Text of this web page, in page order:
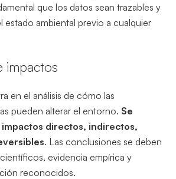
que los datos sean trazables y
estado ambiental previo a cualquier
impactos
en el análisis de cómo las
pueden alterar el entorno. Se
directos, indirectos,
. Las conclusiones se deben
evidencia empírica y
reconocidos.